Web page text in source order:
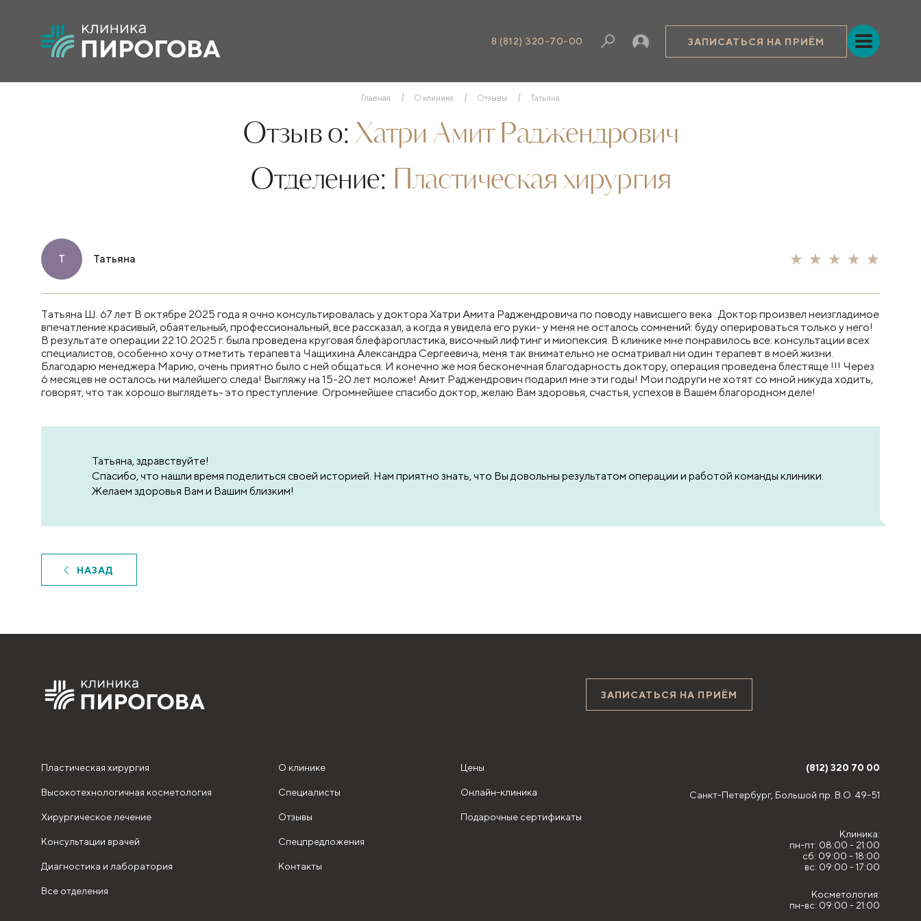
8 (812) 320-70-00 ЗАПИСАТЬСЯ НА ПРИЁМ
Главная О клинике Отзывы Татьяна
Отзыв о: Хатри Амит Раджендрович
Отделение: Пластическая хирургия
Т Татьяна
Tатьяна Ш. 67 лет В октябре 2025 года я очно консультировалась у доктора Хатри Амита Раджендровича по поводу нависшего века . Доктор произвел неизгладимое
впечатление:красивый, обаятельный, профессиональный, все рассказал, а когда я увидела его руки- у меня не осталось сомнений: буду оперироваться только у него!
В результате операции 22.10.2025 г. была проведена круговая блефаропластика, височный лифтинг и миопексия. В клинике мне понравилось все: консультации всех
специалистов, особенно хочу отметить терапевта Чащихина Александра Сергеевича, меня так внимательно не осматривал ни один терапевт в моей жизни.
Благодарю менеджера Марию, очень приятно было с ней общаться. И конечно же моя бесконечная благодарность доктору, операция проведена блестяще !!! Через
6 месяцев не осталось ни малейшего следа! Выгляжу на 15-20 лет моложе! Амит Раджендрович подарил мне эти годы! Мои подруги не хотят со мной никуда ходить,
говорят, что так хорошо выглядеть- это преступление. Огромнейшее спасибо доктор, желаю Вам здоровья, счастья, успехов в Вашем благородном деле!
Татьяна, здравствуйте!
Спасибо, что нашли время поделиться своей историей. Нам приятно знать, что Вы довольны результатом операции и работой команды клиники.
Желаем здоровья Вам и Вашим близким!
НАЗАД
ЗАПИСАТЬСЯ НА ПРИЁМ
Пластическая хирургия
Высокотехнологичная косметология
Хирургическое лечение
Консультации врачей
Диагностика и лаборатория
Все отделения
О клинике
Специалисты
Отзывы
Спецпредложения
Контакты
Цены
Онлайн-клиника
Подарочные сертификаты
(812) 320 70 00
Санкт-Петербург, Большой пр. В.О. 49-51
Клиника:
пн-пт: 08:00 - 21:00
сб: 09:00 - 18:00
вс: 09:00 - 17:00
Косметология:
пн-вс: 09:00 - 21:00